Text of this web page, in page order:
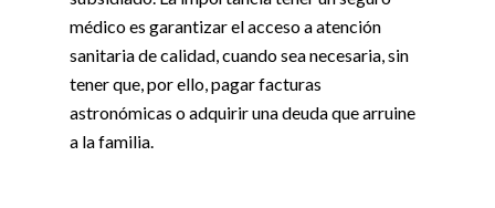
médico es garantizar el acceso a atención
sanitaria de calidad, cuando sea necesaria, sin
tener que, por ello, pagar facturas
astronómicas o adquirir una deuda que arruine
a la familia.